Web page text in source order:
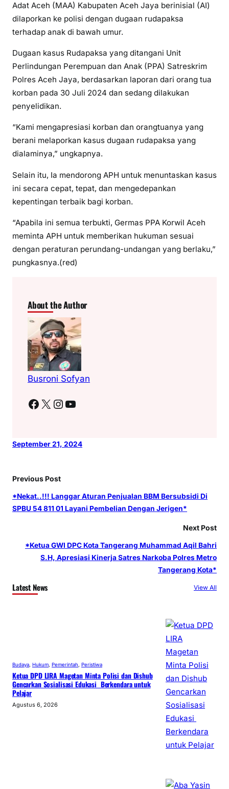
Adat Aceh (MAA) Kabupaten Aceh Jaya berinisial (AI)
dilaporkan ke polisi dengan dugaan rudapaksa
terhadap anak di bawah umur.
Dugaan kasus Rudapaksa yang ditangani Unit
Perlindungan Perempuan dan Anak (PPA) Satreskrim
Polres Aceh Jaya, berdasarkan laporan dari orang tua
korban pada 30 Juli 2024 dan sedang dilakukan
penyelidikan.
“Kami mengapresiasi korban dan orangtuanya yang
berani melaporkan kasus dugaan rudapaksa yang
dialaminya,” ungkapnya.
Selain itu, Ia mendorong APH untuk menuntaskan kasus
ini secara cepat, tepat, dan mengedepankan
kepentingan terbaik bagi korban.
“Apabila ini semua terbukti, Germas PPA Korwil Aceh
meminta APH untuk memberikan hukuman sesuai
dengan peraturan perundang-undangan yang berlaku,”
pungkasnya.(red)
About the Author
Busroni Sofyan
Facebook X Instagram YouTube
September 21, 2024
Previous Post
*Nekat..!!! Langgar Aturan Penjualan BBM Bersubsidi Di
SPBU 54 811 01 Layani Pembelian Dengan Jerigen*
Next Post
*Ketua GWI DPC Kota Tangerang Muhammad Aqil Bahri
S.H, Apresiasi Kinerja Satres Narkoba Polres Metro
Tangerang Kota*
Latest News View All
Budaya, Hukum, Pemerintah, Peristiwa
Ketua DPD LIRA Magetan Minta Polisi dan Dishub
Gencarkan Sosialisasi Edukasi Berkendara untuk
Pelajar
Agustus 6, 2026